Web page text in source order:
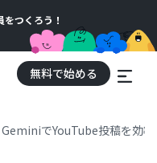
つくろう！
無料で始める
GeminiでYouTube投稿を効